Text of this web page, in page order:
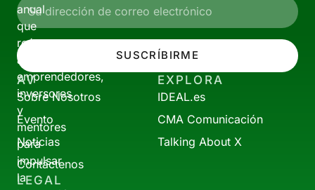
anual
que
reúne
a
emprendedores,
inversores
y
mentores
para
impulsar
la
SUSCRÍBIRME
AV
Sobre Nosotros
Evento
Noticias
Contáctenos
EXPLORA
IDEAL.es
CMA Comunicación
Talking About X
LEGAL